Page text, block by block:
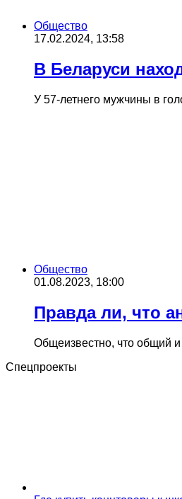
Общество
17.02.2024, 13:58
В Беларуси
У 57-летнего мужчины в
Общество
01.08.2023, 18:00
Правда ли, что
Общеизвестно, что общий и
Спецпроекты